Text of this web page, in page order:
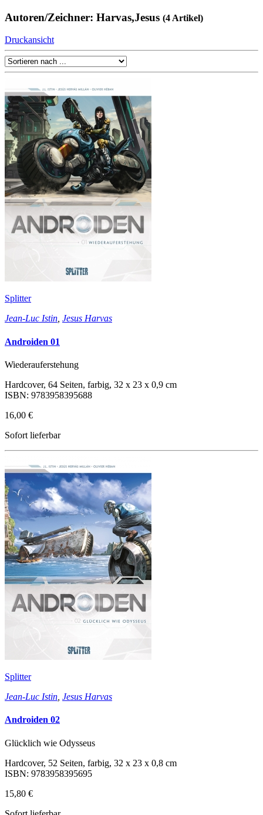
Autoren/Zeichner: Harvas,Jesus (4 Artikel)
Druckansicht
Splitter
Jean-Luc Istin, Jesus Harvas
Androiden 01
Wiederauferstehung
Hardcover, 64 Seiten, farbig, 32 x 23 x 0,9 cm
ISBN: 9783958395688
16,00 €
Sofort lieferbar
Splitter
Jean-Luc Istin Jesus Harvas
Androiden 02
Glücklich wie Odysseus
Hardcover, 52 Seiten, farbig, 32 x 23 x 0,8 cm
ISBN: 9783958395695
15,80 €